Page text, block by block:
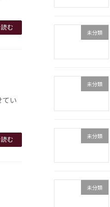
む
てい
む
未分類
未分類
未分類
未分類